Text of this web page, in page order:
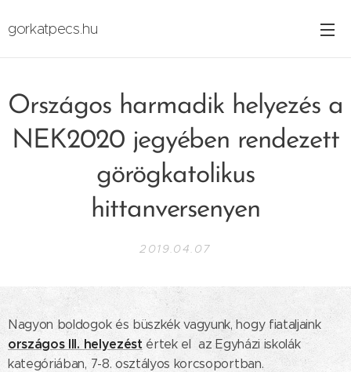
gorkatpecs.hu
Országos harmadik helyezés a
NEK2020 jegyében rendezett
görögkatolikus
hittanversenyen
2019.04.07
Nagyon boldogok és büszkék vagyunk, hogy fiataljaink
országos III. helyezést értek el az Egyházi iskolák
kategóriában, 7-8. osztályos korcsoportban.